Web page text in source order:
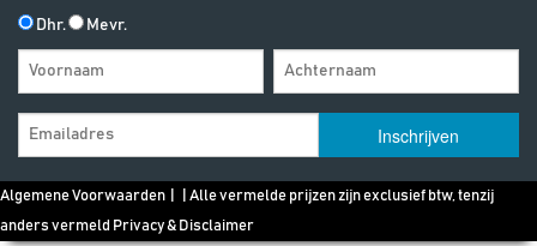
Dhr. Mevr.
Algemene Voorwaarden | | Alle vermelde prijzen zijn exclusief btw, tenzij
anders vermeld Privacy & Disclaimer